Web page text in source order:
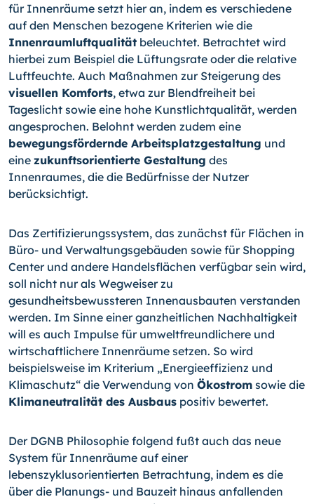
für Innenräume setzt hier an, indem es verschiedene
auf den Menschen bezogene Kriterien wie die
Innenraumluftqualität beleuchtet. Betrachtet wird
hierbei zum Beispiel die Lüftungsrate oder die relative
Luftfeuchte. Auch Maßnahmen zur Steigerung des
visuellen Komforts, etwa zur Blendfreiheit bei
Tageslicht sowie eine hohe Kunstlichtqualität, werden
angesprochen. Belohnt werden zudem eine
bewegungsfördernde Arbeitsplatzgestaltung und
eine zukunftsorientierte Gestaltung des
Innenraumes, die die Bedürfnisse der Nutzer
berücksichtigt.
Das Zertifizierungssystem, das zunächst für Flächen in
Büro- und Verwaltungsgebäuden sowie für Shopping
Center und andere Handelsflächen verfügbar sein wird,
soll nicht nur als Wegweiser zu
gesundheitsbewussteren Innenausbauten verstanden
werden. Im Sinne einer ganzheitlichen Nachhaltigkeit
will es auch Impulse für umweltfreundlichere und
wirtschaftlichere Innenräume setzen. So wird
beispielsweise im Kriterium „Energieeffizienz und
Klimaschutz“ die Verwendung von Ökostrom sowie die
Klimaneutralität des Ausbaus positiv bewertet.
Der DGNB Philosophie folgend fußt auch das neue
System für Innenräume auf einer
lebenszyklusorientierten Betrachtung, indem es die
über die Planungs- und Bauzeit hinaus anfallenden